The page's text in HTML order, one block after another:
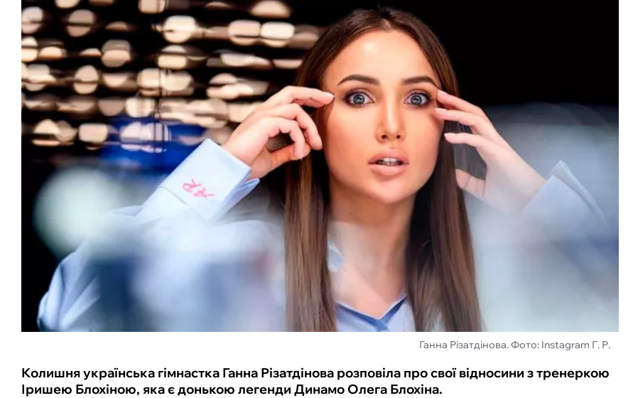
Ганна Різатдінова. Фото: Instagram Г. Р.
Колишня українська гімнастка Ганна Різатдінова розповіла про свої відносини з тренеркою
Іришею Блохіною, яка є донькою легенди Динамо Олега Блохіна.